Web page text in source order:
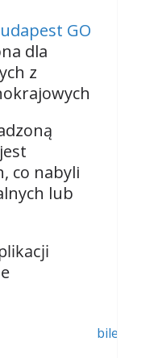
GO
dla
z
co nabyli
lub